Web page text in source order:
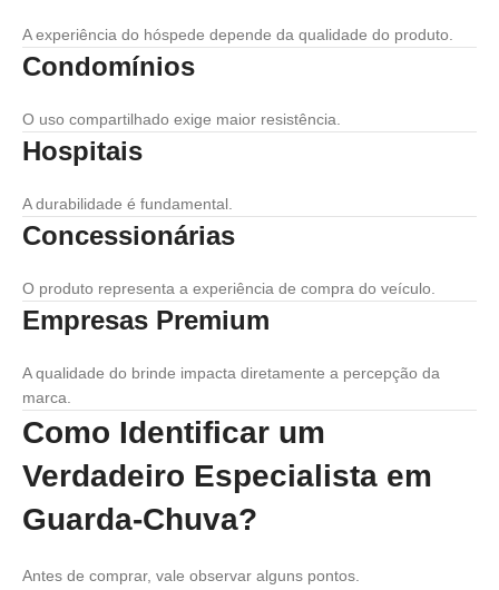
A experiência do hóspede depende da qualidade do produto.
Condomínios
O uso compartilhado exige maior resistência.
Hospitais
A durabilidade é fundamental.
Concessionárias
O produto representa a experiência de compra do veículo.
Empresas Premium
A qualidade do brinde impacta diretamente a percepção da
marca.
Como Identificar um
Verdadeiro Especialista em
Guarda-Chuva?
Antes de comprar, vale observar alguns pontos.